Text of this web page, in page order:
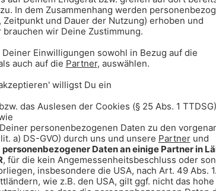
wegen
soll den genauen
17.02.2026